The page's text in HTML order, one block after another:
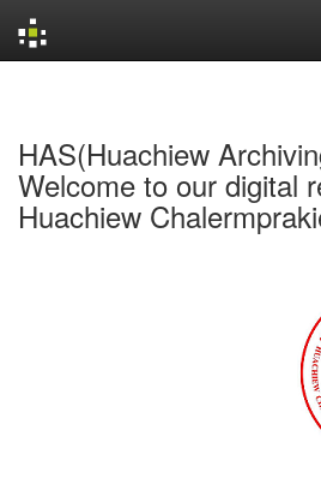
HAS(Huachiew
Welcome to our digital
Huachiew